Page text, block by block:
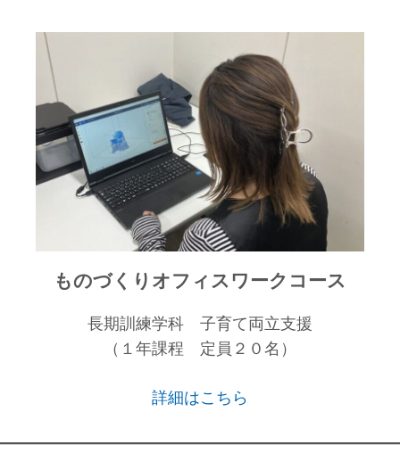
ものづくりオフィスワークコース
長期訓練学科 子育て両立支援
（１年課程 定員２０名）
詳細はこちら